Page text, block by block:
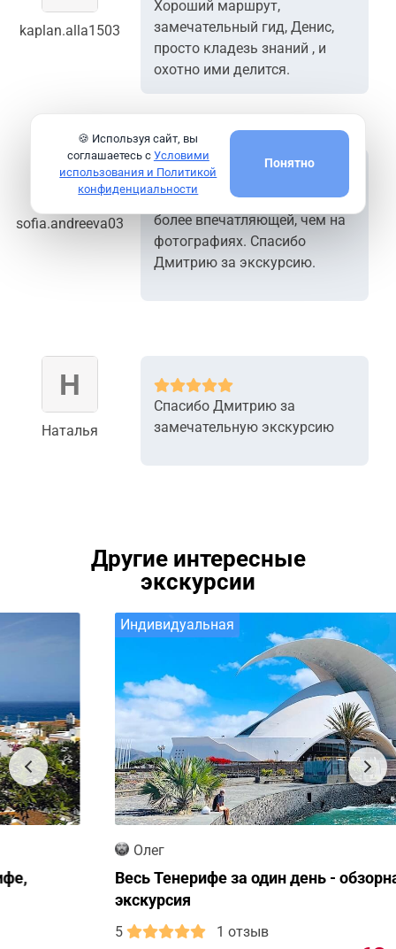
kaplan.alla1503
Хороший маршрут,
замечательный гид, Денис,
просто кладезь знаний , и
охотно ими делится.
sofia.andreeva03
Гора Тейде оказалась еще
более впечатляющей, чем на
фотографиях. Спасибо
Дмитрию за экскурсию.
Наталья
Спасибо Дмитрию за
замечательную экскурсию
Другие интересные
экскурсии
Индивидуальная
Весь Тенерифе за один день - обзорная
1 отзыв
🍪 Используя сайт, вы
соглашаетесь с Условими
использования и Политикой
конфиденциальности
Понятно